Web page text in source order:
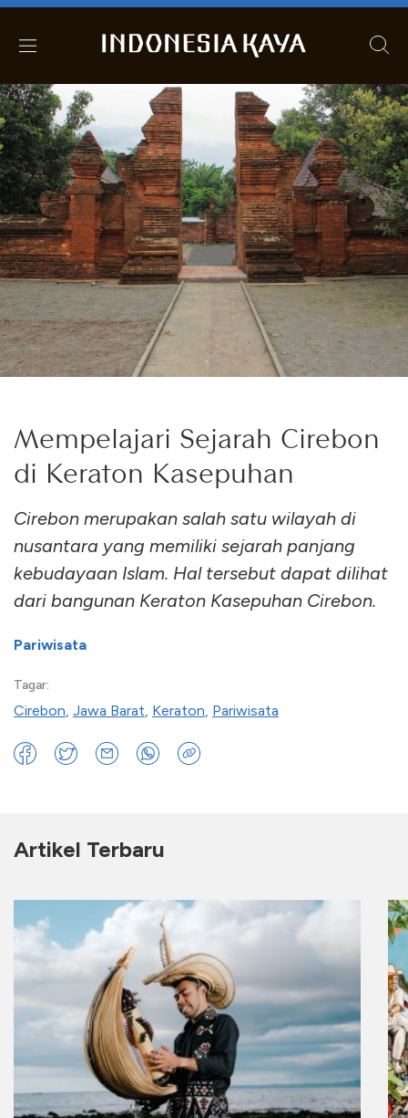
Mempelajari Sejarah Cirebon
di Keraton Kasepuhan
Cirebon merupakan salah satu wilayah di
nusantara yang memiliki sejarah panjang
kebudayaan Islam. Hal tersebut dapat dilihat
dari bangunan Keraton Kasepuhan Cirebon.
Pariwisata
Tagar:
Cirebon, Jawa Barat, Keraton, Pariwisata
Artikel Terbaru